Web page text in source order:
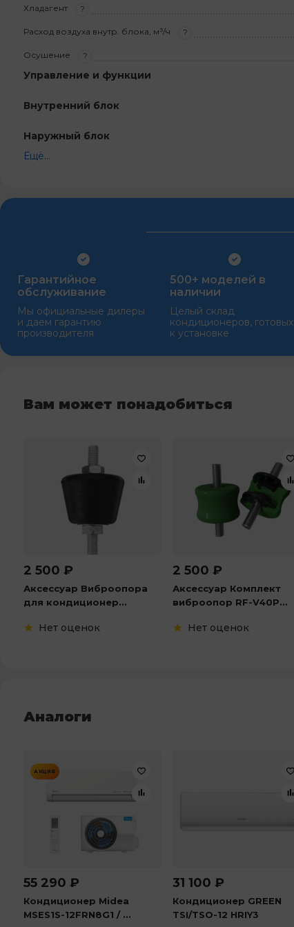
Хладагент ?
Расход воздуха внутр. блока, м³/ч ?
Осушение ?
Управление и функции
Внутренний блок
Наружный блок
Ещё...
Гарантийное
обслуживание
Мы официальные дилеры
и даем гарантию
производителя
500+ моделей в
наличии
Целый склад
кондиционеров, готовых
к установке
Вам может понадобиться
2 500 ₽
Аксессуар Виброопора
для кондиционер...
Нет оценок
2 500 ₽
Аксессуар Комплект
виброопор RF-V40P...
Нет оценок
Аналоги
АКЦИЯ
55 290 ₽
Кондиционер Midea
MSES1S-12FRN8G1 / ...
31 100 ₽
Кондиционер GREEN
TSI/TSO-12 HRIY3